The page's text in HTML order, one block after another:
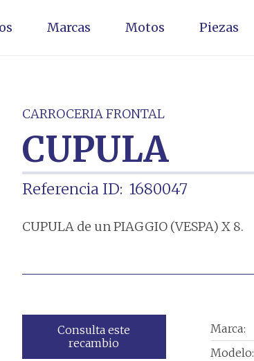
Marcas Motos Piezas
CARROCERIA FRONTAL
CUPULA
Referencia ID: 1680047
CUPULA de un PIAGGIO (VESPA) X 8.
Consulta este
recambio
Marca:
Modelo: